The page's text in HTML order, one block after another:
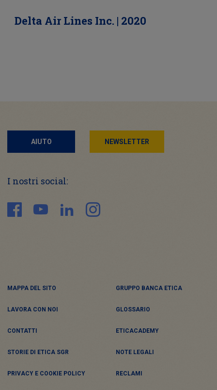
Delta Air Lines Inc. | 2020
AIUTO NEWSLETTER
I nostri social:
MAPPA DEL SITO GRUPPO BANCA ETICA
LAVORA CON NOI GLOSSARIO
CONTATTI ETICACADEMY
STORIE DI ETICA SGR NOTE LEGALI
PRIVACY E COOKIE POLICY RECLAMI